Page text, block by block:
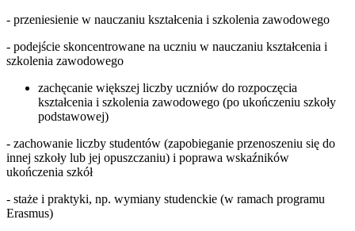
- przeniesienie w nauczaniu kształcenia i szkolenia zawodowego
- podejście skoncentrowane na uczniu w nauczaniu kształcenia i
szkolenia zawodowego
zachęcanie większej liczby uczniów do rozpoczęcia
kształcenia i szkolenia zawodowego (po ukończeniu szkoły
podstawowej)
- zachowanie liczby studentów (zapobieganie przenoszeniu się do
innej szkoły lub jej opuszczaniu) i poprawa wskaźników
ukończenia szkół
- staże i praktyki, np. wymiany studenckie (w ramach programu
Erasmus)